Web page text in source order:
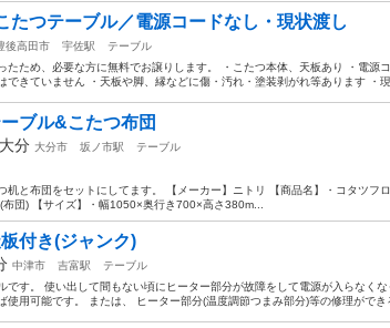
たつテーブル／電源コードなし・現状渡し
後高田市 宇佐駅
テーブル
たため、必要な方に無料でお譲りします。 ・こたつ本体、天板あり ・電源
できていません ・天板や脚、縁などに傷・汚れ・塗装剥がれ等あります ・
ブル&こたつ布団
大分 大分市 坂ノ市駅
テーブル
机と布団をセットにしてます。 【メーカー】ニトリ 【商品名】・コタツフ
布団) 【サイズ】・幅1050×奥行き700×高さ380m...
付き(ジャンク)
中津市 吉富駅
テーブル
です。 使い出して間もない頃にヒーター部分が故障をして電源が入らなく
使用可能です。 または、 ヒーター部分(温度調節つまみ部分)等の修理ができ